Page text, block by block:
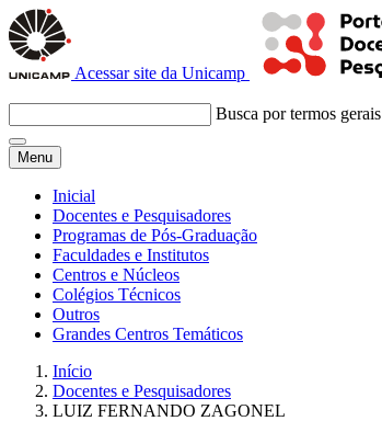
Acessar site da Unicamp
Busca por termos gerais
Menu
Inicial
Docentes e Pesquisadores
Programas de Pós-Graduação
Faculdades e Institutos
Centros e Núcleos
Colégios Técnicos
Outros
Grandes Centros Temáticos
Início
Docentes e Pesquisadores
LUIZ FERNANDO ZAGONEL